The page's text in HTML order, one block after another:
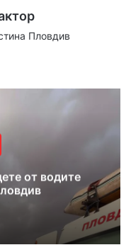
Пловдив
ub ra
от водите